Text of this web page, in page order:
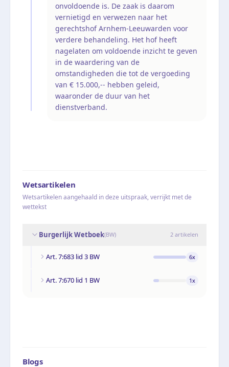
onvoldoende is. De zaak is daarom
vernietigd en verwezen naar het
gerechtshof Arnhem-Leeuwarden voor
verdere behandeling. Het hof heeft
nagelaten om voldoende inzicht te geven
in de waardering van de
omstandigheden die tot de vergoeding
van € 15.000,-- hebben geleid,
waaronder de duur van het
dienstverband.
Wetsartikelen
Wetsartikelen aangehaald in deze uitspraak, verrijkt met de
wettekst
Burgerlijk Wetboek(BW) 2 artikelen
Art. 7:683 lid 3 BW 6x
Art. 7:670 lid 1 BW 1x
Blogs